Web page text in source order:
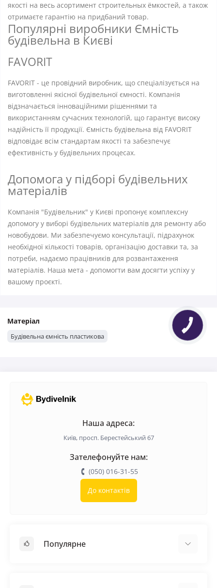
якості на весь асортимент строительных ёмкостей, а також
отримаєте гарантію на придбаний товар.
Популярні виробники Ємність
будівельна в Києві
FAVORIT
FAVORIT - це провідний виробник, що спеціалізується на
виготовленні якісної будівельної ємності. Компанія
відзначається інноваційними рішеннями та
використанням сучасних технологій, що гарантує високу
надійність її продукції. Ємність будівельна від FAVORIT
відповідає всім стандартам якості та забезпечує
ефективність у будівельних процесах.
Допомога у підборі будівельних
матеріалів
Компанія "Будівельник" у Києві пропонує комплексну
допомогу у виборі будівельних матеріалів для ремонту або
новобудови. Ми забезпечуємо консультації, підрахунок
необхідної кількості товарів, організацію доставки та, за
потреби, надаємо працівників для розвантаження
матеріалів. Наша мета - допомогти вам досягти успіху у
вашому проєкті.
Матеріал
Будівельна ємність пластикова
Наша адреса:
Київ, просп. Берестейський 67
Зателефонуйте нам:
(050) 016-31-55
До контактів
Популярне